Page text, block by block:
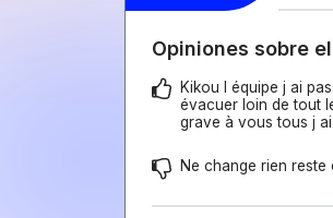
Opiniones sobre
Kikou l équipe j ai
évacuer loin de tout
grave à vous tous j
Ne change rien reste